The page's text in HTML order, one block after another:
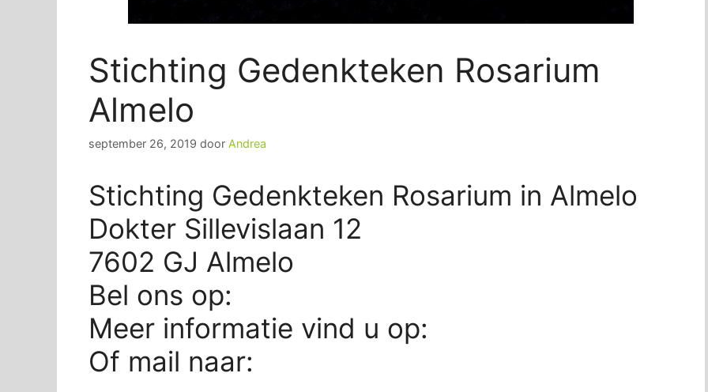
Stichting Gedenkteken Rosarium
Almelo
september 26, 2019 door Andrea
Stichting Gedenkteken Rosarium in Almelo
Dokter Sillevislaan 12
7602 GJ Almelo
Bel ons op:
Meer informatie vind u op:
Of mail naar: